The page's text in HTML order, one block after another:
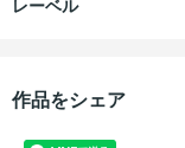
レーベル
作品をシェア